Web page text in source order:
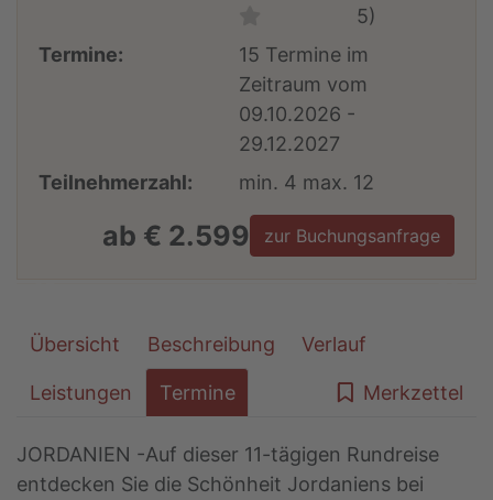
5)
Termine:
15 Termine im
Zeitraum vom
09.10.2026 -
29.12.2027
Teilnehmerzahl:
min. 4 max. 12
ab € 2.599 zur Buchungsanfrage
Übersicht Beschreibung Verlauf
Leistungen Termine Merkzettel
JORDANIEN -Auf dieser 11-tägigen Rundreise
entdecken Sie die Schönheit Jordaniens bei